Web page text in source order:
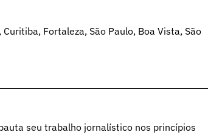
Fortaleza, São Paulo, Boa Vista, São
seu trabalho jornalístico nos princípios